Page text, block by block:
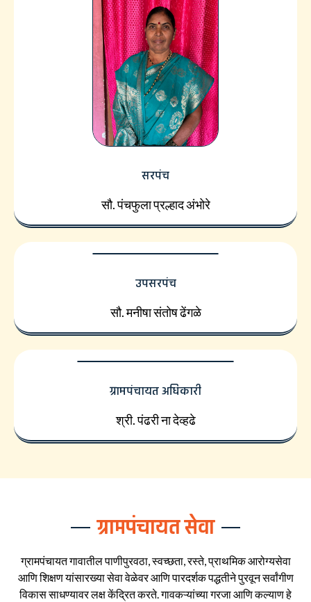
सरपंच
सौ. पंचफुला प्रल्हाद अंभोरे
उपसरपंच
सौ. मनीषा संतोष ढेंगळे
ग्रामपंचायत अधिकारी
श्री. पंढरी ना देव्हढे
ग्रामपंचायत सेवा
ग्रामपंचायत गावातील पाणीपुरवठा, स्वच्छता, रस्ते, प्राथमिक आरोग्यसेवा
आणि शिक्षण यांसारख्या सेवा वेळेवर आणि पारदर्शक पद्धतीने पुरवून सर्वांगीण
विकास साधण्यावर लक्ष केंद्रित करते. गावकऱ्यांच्या गरजा आणि कल्याण हे